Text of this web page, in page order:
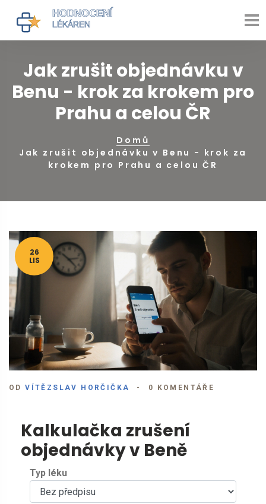
Jak zrušit objednávku v
Benu - krok za krokem pro
Prahu a celou ČR
Domů
Jak zrušit objednávku v Benu - krok za
krokem pro Prahu a celou ČR
26
LIS
ODVÍTĚZSLAV HORČIČKA 0 KOMENTÁŘE
Kalkulačka zrušení
objednávky v Beně
Typ léku